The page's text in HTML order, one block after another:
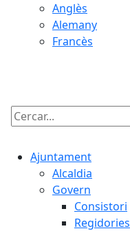
Anglès
Alemany
Francès
Cercar:
Ajuntament
Alcaldia
Govern
Consistori
Regidories